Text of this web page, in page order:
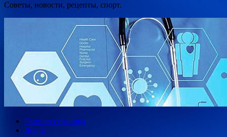
Советы, новости, рецепты, спорт.
Главная страница
Диета